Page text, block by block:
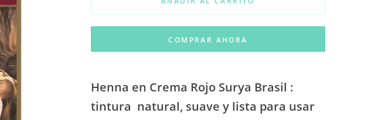
COMPRAR AHORA
Henna en Crema Rojo Surya Brasil :
tintura natural, suave y lista para usar